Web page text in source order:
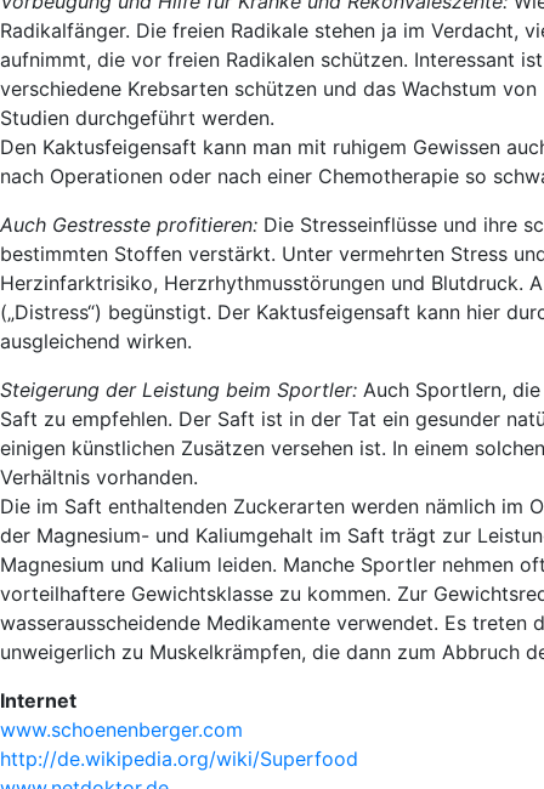
Radikalfänger. Die freien Radikale stehen ja im Verdacht,
aufnimmt, die vor freien Radikalen schützen. Interessant
verschiedene Krebsarten schützen und das Wachstum
Studien durchgeführt werden.
Den Kaktusfeigensaft kann man mit ruhigem Gewissen
nach Operationen oder nach einer Chemotherapie so
Auch Gestresste profitieren: Die Stresseinflüsse und ihre
bestimmten Stoffen verstärkt. Unter vermehrten Stress
Herzinfarktrisiko, Herzrhythmusstörungen und Blutdruck.
(„Distress“) begünstigt. Der Kaktusfeigensaft kann hier
ausgleichend wirken.
Steigerung der Leistung beim Sportler: Auch Sportlern,
Saft zu empfehlen. Der Saft ist in der Tat ein gesunder
einigen künstlichen Zusätzen versehen ist. In einem
Verhältnis vorhanden.
Die im Saft enthaltenden Zuckerarten werden nämlich im
der Magnesium- und Kaliumgehalt im Saft trägt zur
Magnesium und Kalium leiden. Manche Sportler nehmen
vorteilhaftere Gewichtsklasse zu kommen. Zur
wasserausscheidende Medikamente verwendet. Es
unweigerlich zu Muskelkrämpfen, die dann zum Abbruch
Internet
www.schoenenberger.com
http://de.wikipedia.org/wiki/Superfood